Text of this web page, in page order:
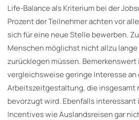
Life-Balance als Kriterium bei der
Prozent der Teilnehmer achten vor
sich für eine neue Stelle bewerben.
Menschen möglichst nicht allzu
zurücklegen müssen. Bemerkenswert
vergleichsweise geringe Interesse
Arbeitszeitgestaltung, die insgesamt
bevorzugt wird. Ebenfalls interessant
Incentives wie Auslandsreisen gar